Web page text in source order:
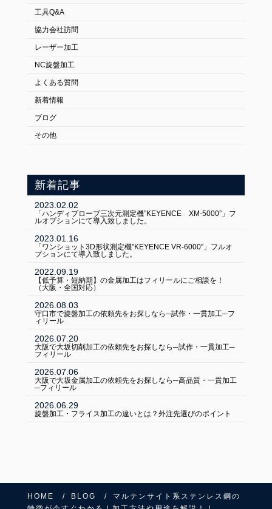
工具Q&A
協力会社訪問
レーザー加工
NC旋盤加工
よくある質問
新着情報
ブログ
その他
新着記事
2023.02.02
「ハンディプローブ三次元測定機”KEYENCE XM-5000”」フ
ルオプションにて導入致しました。
2023.01.16
「ワンショット3D形状測定機”KEYENCE VR-6000″」フルオ
プションにて導入致しました。
2022.09.19
【低予算・短納期】の金属加工はフィリールにご相談を！
（大阪・全国対応）
2026.08.03
守口市で旋盤加工の依頼先をお探しなら─試作・一貫加工─フ
ィリール
2026.07.20
大阪で大坂切削加工の依頼先をお探しなら─試作・一貫加工─
フィリール
2026.07.06
大阪で大坂金属加工の依頼先をお探しなら─高品質・一貫加工
─フィリール
2026.06.29
旋盤加工・フライス加工の違いとは？外注先選びのポイント
HOME BLOG
マルテンサイト系ステンレス鋼の